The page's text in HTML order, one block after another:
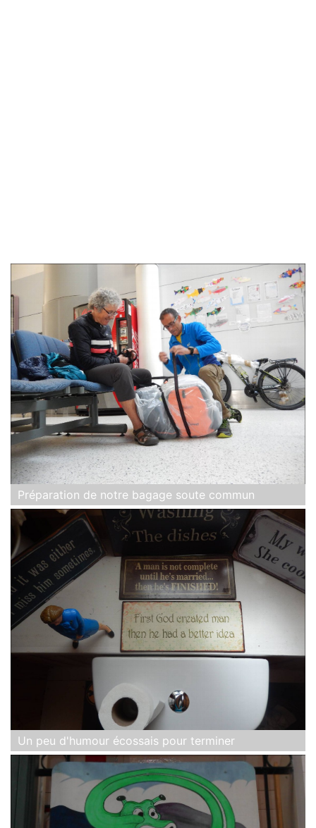
Préparation de notre bagage soute commun
Un peu d'humour écossais pour terminer